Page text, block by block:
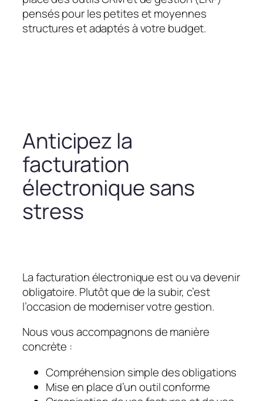
pensés pour les petites et moyennes
structures et adaptés à votre budget.
Anticipez la
facturation
électronique sans
stress
La facturation électronique est ou va devenir
obligatoire. Plutôt que de la subir, c’est
l’occasion de moderniser votre gestion.
Nous vous accompagnons de manière
concrète :
Compréhension simple des obligations
Mise en place d’un outil conforme